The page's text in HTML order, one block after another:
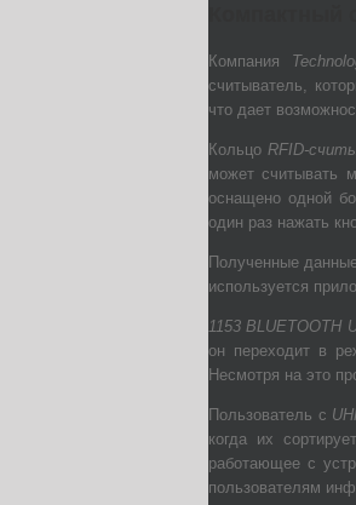
Компания
считыватель,
что дает
Кольцо RFID-
может считывать
оснащено одной
один раз нажать
Полученные
используется
1153 BLUETOOTH
он переходит в
Несмотря на это
Пользователь с
когда их
работающее с
пользователям